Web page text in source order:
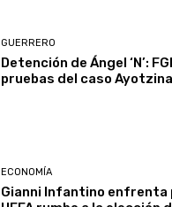
GUERRERO
Detención de Ángel ‘N’:
pruebas del caso
ECONOMÍA
Gianni Infantino enfrenta